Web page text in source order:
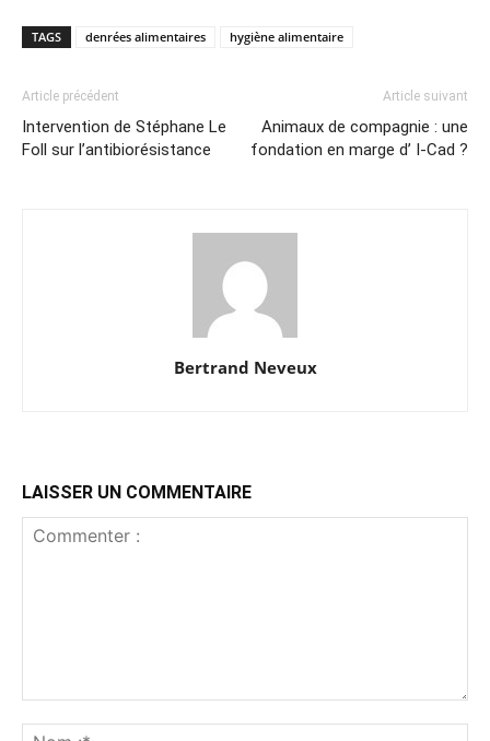
TAGS denrées alimentaires hygiène alimentaire
Article précédent
Intervention de Stéphane Le
Foll sur l’antibiorésistance
Article suivant
Animaux de compagnie : une
fondation en marge d’ I-Cad ?
Bertrand Neveux
LAISSER UN COMMENTAIRE